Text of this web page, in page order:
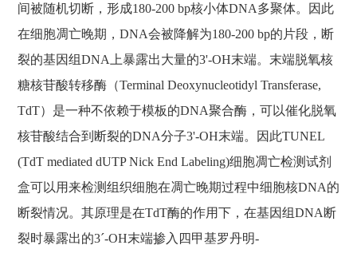
间被随机切断，形成180-200 bp核小体DNA多聚体。因此
在细胞凋亡晚期，DNA会被降解为180-200 bp的片段，断
裂的基因组DNA上暴露出大量的3'-OH末端。末端脱氧核
糖核苷酸转移酶（Terminal Deoxynucleotidyl Transferase,
TdT）是一种不依赖于模板的DNA聚合酶，可以催化脱氧
核苷酸结合到断裂的DNA分子3'-OH末端。因此TUNEL
(TdT mediated dUTP Nick End Labeling)细胞凋亡检测试剂
盒可以用来检测组织细胞在凋亡晚期过程中细胞核DNA的
断裂情况。其原理是在TdT酶的作用下，在基因组DNA断
裂时暴露出的3´-OH末端掺入四甲基罗丹明-